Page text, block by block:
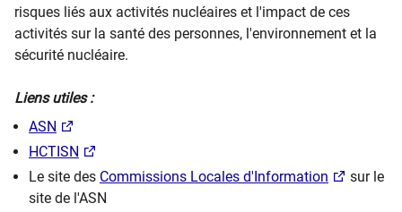
risques liés aux activités nucléaires et l'impact de ces
activités sur la santé des personnes, l'environnement et la
sécurité nucléaire.
Liens utiles :
ASN
HCTISN
Le site des Commissions Locales d'Information
sur le
site de l'ASN